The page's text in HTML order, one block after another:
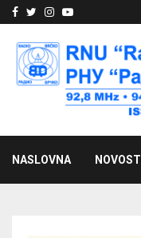
Facebook
Twitter
Instagram
Youtube
NASLOVNA NOVOSTI